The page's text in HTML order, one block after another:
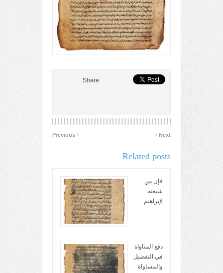
Share
‹ Next
›
Related posts
فإن من
شيعته
لإبراهيم
دفع المناواة
في التفضيل
والمساواة